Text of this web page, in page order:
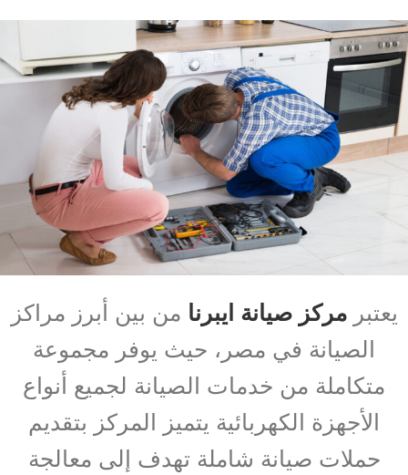
يعتبرمركز صيانة ايبرنا من بين أبرز مراكز
الصيانة في مصر، حيث يوفر مجموعة
متكاملة من خدمات الصيانة لجميع أنواع
الأجهزة الكهربائية يتميز المركز بتقديم
حملات صيانة شاملة تهدف إلى معالجة